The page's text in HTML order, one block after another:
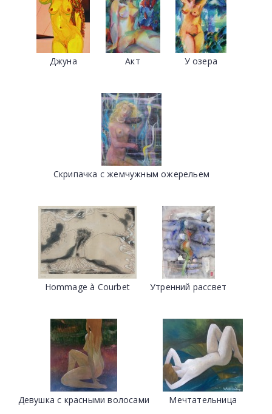
Джуна Акт У озера
Скрипачка с жемчужным ожерельем
Hommage à Courbet Утренний рассвет
Девушка с красными волосами Мечтательница